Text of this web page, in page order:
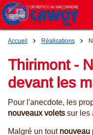
Accueil Réalisations
Thirimont -
devant les
Pour l'anecdote, les
nouveaux volets sur les
Malgré un tout nouveau